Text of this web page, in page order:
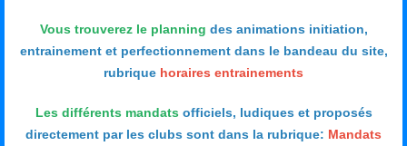
Vous trouverez le planning des animations initiation,
entrainement et perfectionnement dans le bandeau du site,
rubrique horaires entrainements
Les différents mandatsofficiels, ludiques et proposés
directement par les clubs sont dans la rubrique: Mandats